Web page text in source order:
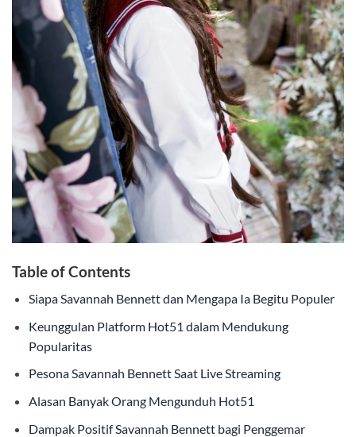
Table of Contents
Siapa Savannah Bennett dan Mengapa Ia Begitu Populer
Keunggulan Platform Hot51 dalam Mendukung
Popularitas
Pesona Savannah Bennett Saat Live Streaming
Alasan Banyak Orang Mengunduh Hot51
Dampak Positif Savannah Bennett bagi Penggemar